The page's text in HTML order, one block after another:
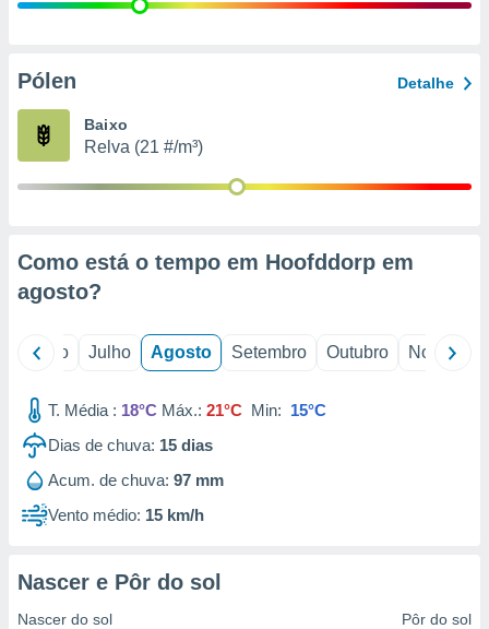
e
de
Pólen Detalhe
Baixo
Relva (21 #/m³)
Como está o tempo em Hoofddorp em
agosto?
Junho Julho Agosto Setembro Outubro Novembro
T. Média : 18°C Máx.: 21°C Min: 15°C
Dias de chuva: 15 dias
Acum. de chuva: 97 mm
Vento médio: 15 km/h
Nascer e Pôr do sol
Nascer do sol Pôr do sol